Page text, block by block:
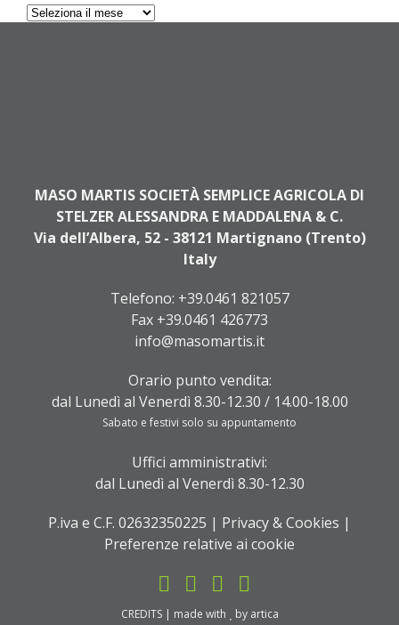
Archives
MASO MARTIS SOCIETÀ SEMPLICE AGRICOLA DI
STELZER ALESSANDRA E MADDALENA & C.
Via dell’Albera, 52 - 38121 Martignano (Trento)
Italy
Telefono: +39.0461 821057
Fax +39.0461 426773
info@masomartis.it
Orario punto vendita:
dal Lunedì al Venerdì 8.30-12.30 / 14.00-18.00
Sabato e festivi solo su appuntamento
Uffici amministrativi:
dal Lunedì al Venerdì 8.30-12.30
P.iva e C.F. 02632350225 | Privacy & Cookies |
Preferenze relative ai cookie
CREDITS | made with by artica